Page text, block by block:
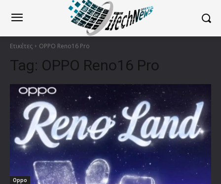
Ετικέτες OPPO Reno16 Pro
Tag: OPPO Reno16 Pro
Oppo